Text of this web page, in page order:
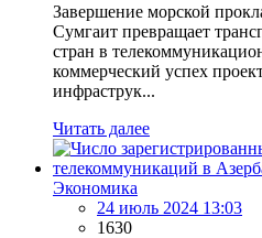
Завершение морской
Сумгаит превращает
стран в
коммерческий успех
инфраструк...
Читать далее
Экономика
24 июль 2024 13:03
1630